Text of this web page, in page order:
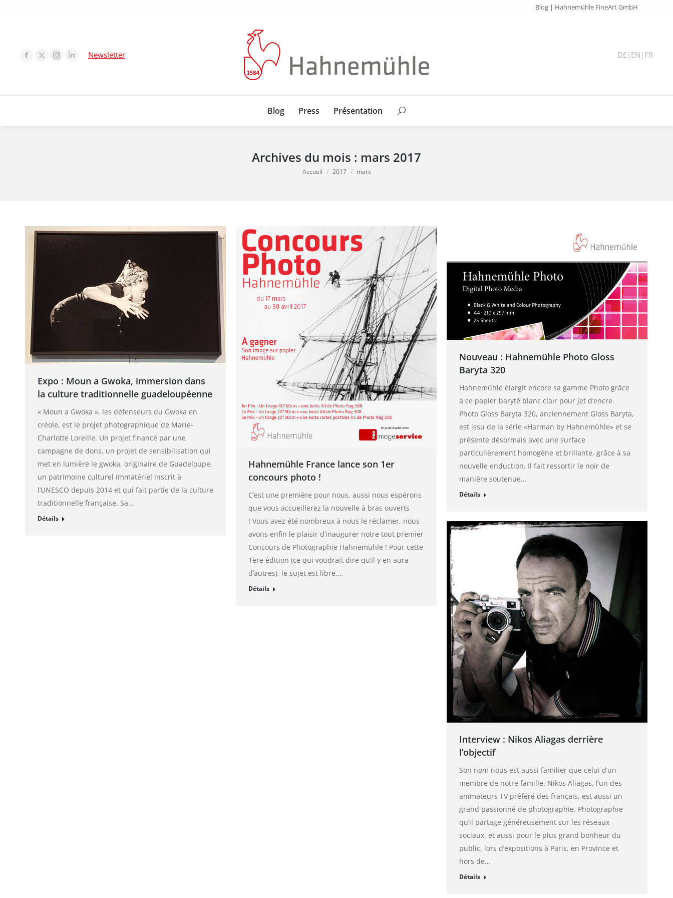
Blog | Hahnemühle FineArt GmbH
Newsletter DE| EN | FR
Blog Press Présentation Search:
Archives du mois : mars 2017
Vous êtes ici :
Accueil 2017 mars
Expo : Moun a Gwoka, immersion dans
la culture traditionnelle guadeloupéenne
« Moun a Gwoka », les défenseurs du Gwoka en
créole, est le projet photographique de Marie-
Charlotte Loreille. Un projet financé par une
campagne de dons, un projet de sensibilisation qui
met en lumière le gwoka, originaire de Guadeloupe,
un patrimoine culturel immatériel inscrit à
l’UNESCO depuis 2014 et qui fait partie de la culture
traditionnelle française. Sa…
Détails
Hahnemühle France lance son 1er
concours photo !
C’est une première pour nous, aussi nous espérons
que vous accueillerez la nouvelle à bras ouverts
! Vous avez été nombreux à nous le réclamer, nous
avons enfin le plaisir d’inaugurer notre tout premier
Concours de Photographie Hahnemühle ! Pour cette
1ère édition (ce qui voudrait dire qu’il y en aura
d’autres), le sujet est libre.…
Détails
Nouveau : Hahnemühle Photo Gloss
Baryta 320
Hahnemühle élargit encore sa gamme Photo grâce
à ce papier baryté blanc clair pour jet d’encre.
Photo Gloss Baryta 320, anciennement Gloss Baryta,
est issu de la série «Harman by Hahnemühle» et se
présente désormais avec une surface
particulièrement homogène et brillante, grâce à sa
nouvelle enduction. Il fait ressortir le noir de
manière soutenue…
Détails
Interview : Nikos Aliagas derrière
l’objectif
Son nom nous est aussi familier que celui d’un
membre de notre famille. Nikos Aliagas, l’un des
animateurs TV préféré des français, est aussi un
grand passionné de photographie. Photographie
qu’il partage généreusement sur les réseaux
sociaux, et aussi pour le plus grand bonheur du
public, lors d’expositions à Paris, en Province et
hors de…
Détails